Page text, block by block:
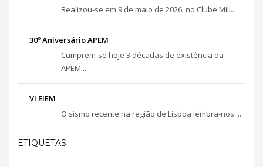
Realizou-se em 9 de maio de 2026, no Clube Mili...
30º Aniversário APEM
Cumprem-se hoje 3 décadas de existência da
APEM...
VI EIEM
O sismo recente na região de Lisboa lembra-nos ...
ETIQUETAS